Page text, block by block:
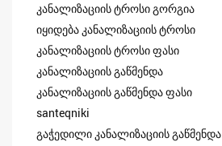
კანალიზაციის ტროსი გორგია
იყიდება კანალიზაციის ტროსი
კანალიზაციის ტროსი ფასი
კანალიზაციის გაწმენდა
კანალიზაციის გაწმენდა ფასი
santeqniki
გაჭედილი კანალიზაციის გაწმენდა